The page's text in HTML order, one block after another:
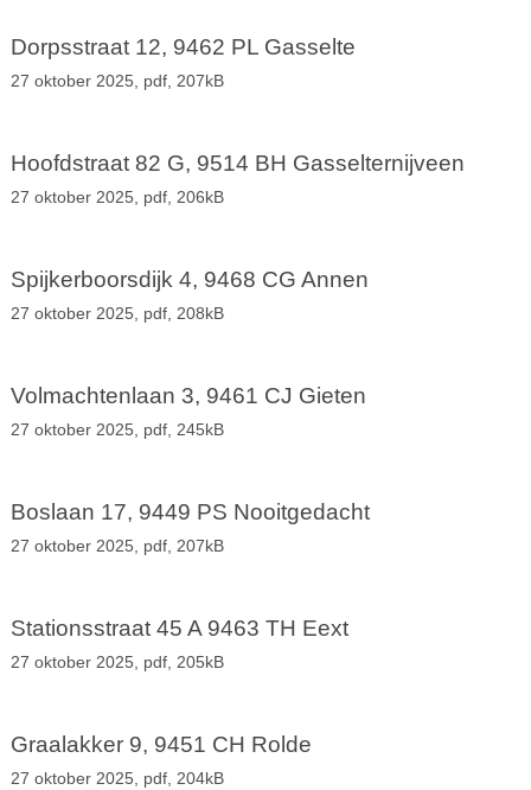
Dorpsstraat 12, 9462 PL Gasselte
27 oktober 2025, pdf, 207kB
Hoofdstraat 82 G, 9514 BH Gasselternijveen
27 oktober 2025, pdf, 206kB
Spijkerboorsdijk 4, 9468 CG Annen
27 oktober 2025, pdf, 208kB
Volmachtenlaan 3, 9461 CJ Gieten
27 oktober 2025, pdf, 245kB
Boslaan 17, 9449 PS Nooitgedacht
27 oktober 2025, pdf, 207kB
Stationsstraat 45 A 9463 TH Eext
27 oktober 2025, pdf, 205kB
Graalakker 9, 9451 CH Rolde
27 oktober 2025, pdf, 204kB